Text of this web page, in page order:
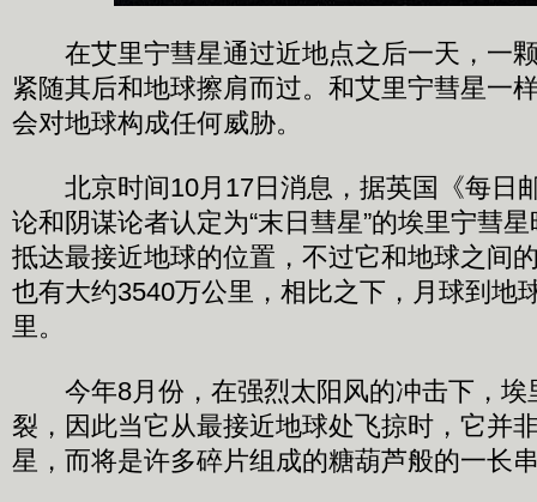
在艾里宁彗星通过近地点之后一天，一颗
紧随其后和地球擦肩而过。和艾里宁彗星一
会对地球构成任何威胁。
北京时间10月17日消息，据英国《每日
论和阴谋论者认定为“末日彗星”的埃里宁彗
抵达最接近地球的位置，不过它和地球之间
也有大约3540万公里，相比之下，月球到地
里。
今年8月份，在强烈太阳风的冲击下，埃
裂，因此当它从最接近地球处飞掠时，它并
星，而将是许多碎片组成的糖葫芦般的一长